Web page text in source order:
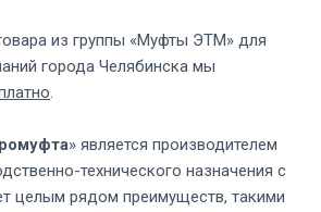
из группы «Муфты ЭТМ» для
города Челябинска мы
.
» является производителем
технического назначения с
целым рядом преимуществ, такими